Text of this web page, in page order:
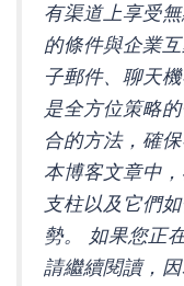
有渠道上享受
的條件與企業
子郵件、聊天
是全方位策略
合的方法，確
本博客文章中
支柱以及它們
勢。 如果您正
請繼續閱讀，